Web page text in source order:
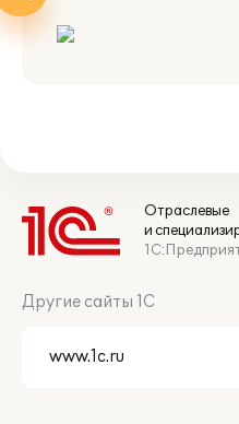
Отраслевые
и
Другие сайты 1С